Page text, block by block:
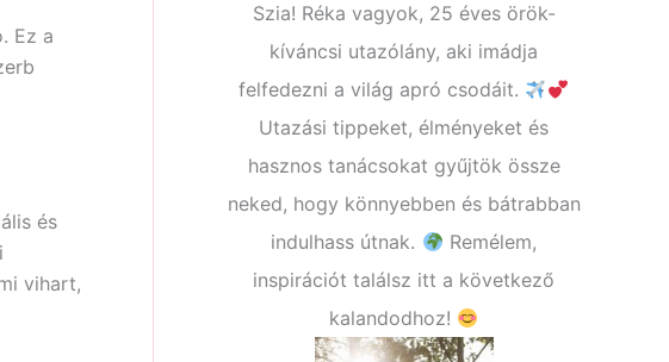
Ez a
és
vihart,
Szia! Réka vagyok, 25 éves örök-
kíváncsi utazólány, aki imádja
felfedezni a világ apró csodáit.
Utazási tippeket, élményeket és
hasznos tanácsokat gyűjtök össze
neked, hogy könnyebben és bátrabban
indulhass útnak.
Remélem,
inspirációt találsz itt a következő
kalandodhoz!